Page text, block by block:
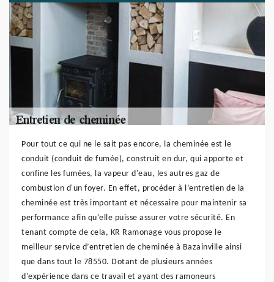
Pour tout ce qui ne le sait pas encore, la cheminée est le
conduit (conduit de fumée), construit en dur, qui apporte et
confine les fumées, la vapeur d'eau, les autres gaz de
combustion d'un foyer. En effet, procéder à l’entretien de la
cheminée est très important et nécessaire pour maintenir sa
performance afin qu’elle puisse assurer votre sécurité. En
tenant compte de cela, KR Ramonage vous propose le
meilleur service d’entretien de cheminée à Bazainville ainsi
que dans tout le 78550. Dotant de plusieurs années
d’expérience dans ce travail et ayant des ramoneurs